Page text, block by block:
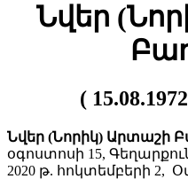
Նվեր
(
Նվեր (Նորիկ) Արտաշի
օգոստոսի 15,
2020 թ. հոկտեմբերի 2,